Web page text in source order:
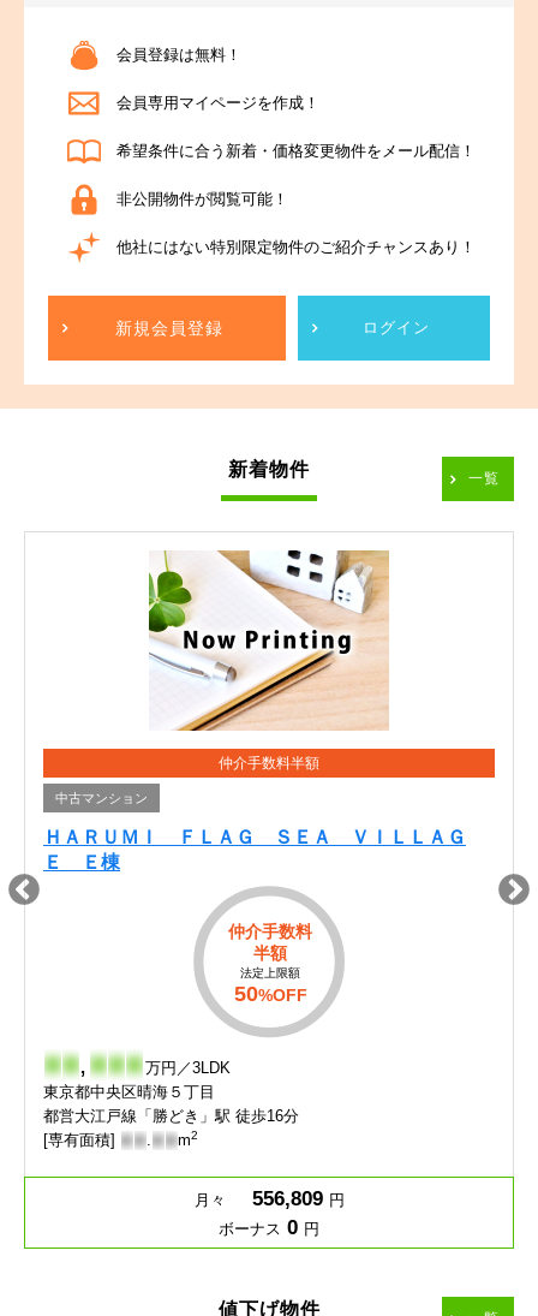
会員登録は無料！
会員専用マイページを作成！
希望条件に合う新着・価格変更物件をメール配信！
非公開物件が閲覧可能！
他社にはない特別限定物件のご紹介チャンスあり！
新規会員登録 ログイン
新着物件 一覧
仲介手数料半額
中古マンション
ＨＡＲＵＭＩ ＦＬＡＧ ＳＥＡ ＶＩＬＬＡＧ
Ｅ Ｅ棟
仲介手数料
半額
法定上限額
50%OFF
- - ,- - - 万円／3LDK
東京都中央区晴海５丁目
都営大江戸線「勝どき」駅 徒歩16分
[専有面積] - - .- - m2
月々 556,809 円
ボーナス 0 円
値下げ物件